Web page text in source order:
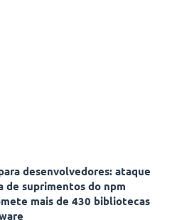
desenvolvedores: ataque
de suprimentos do npm
mais de 430 bibliotecas